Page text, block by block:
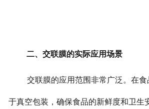
二、交联膜的实际应用场景
交联膜的应用范围非常广泛。在食
于真空包装，确保食品的新鲜度和卫生